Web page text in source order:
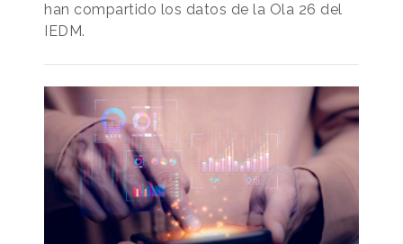
han compartido los datos de la Ola 26 del
IEDM.